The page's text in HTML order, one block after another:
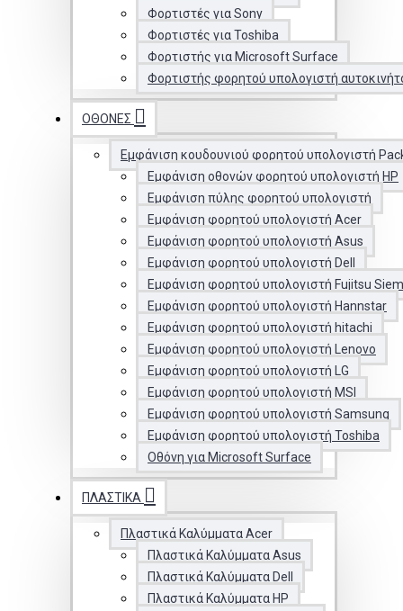
Φορτιστές για Sony
Φορτιστές για Toshiba
Φορτιστής για Microsoft Surface
Φορτιστής φορητού υπολογιστή
ΟΘΌΝΕΣ
Εμφάνιση κουδουνιού φορητού υπολογιστή
Εμφάνιση οθονών φορητού υπολογιστή HP
Εμφάνιση πύλης φορητού υπολογιστή
Εμφάνιση φορητού υπολογιστή Acer
Εμφάνιση φορητού υπολογιστή Asus
Εμφάνιση φορητού υπολογιστή Dell
Εμφάνιση φορητού υπολογιστή Fujitsu
Εμφάνιση φορητού υπολογιστή Hannstar
Εμφάνιση φορητού υπολογιστή hitachi
Εμφάνιση φορητού υπολογιστή Lenovo
Εμφάνιση φορητού υπολογιστή LG
Εμφάνιση φορητού υπολογιστή MSI
Εμφάνιση φορητού υπολογιστή Samsung
Εμφάνιση φορητού υπολογιστή Toshiba
Οθόνη για Microsoft Surface
ΠΛΑΣΤΙΚΆ
Πλαστικά Καλύμματα Acer
Πλαστικά Καλύμματα Asus
Πλαστικά Καλύμματα Dell
Πλαστικά Καλύμματα HP